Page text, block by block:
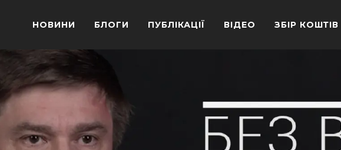
НОВИНИ БЛОГИ ПУБЛІКАЦІЇ ВІДЕО ЗБІР КОШТІВ